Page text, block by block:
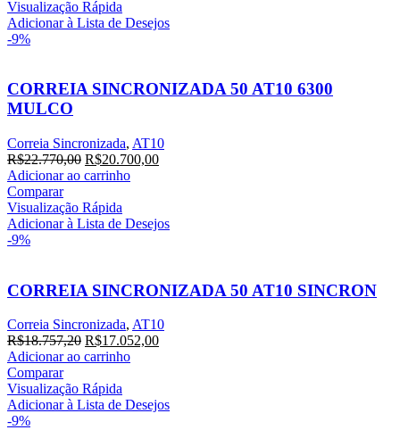
era:
R$16.280,00.R$14.800,00.
Visualização Rápida
Adicionar à Lista de Desejos
-9%
CORREIA SINCRONIZADA 50 AT10 6300
MULCO
Correia Sincronizada, AT10
R$22.770,00 O
preço
era:
R$22.770,00.
R$20.700,00O
R$20.700,00.
Adicionar ao carrinho
Comparar
Visualização Rápida
Adicionar à Lista de Desejos
-9%
CORREIA SINCRONIZADA 50 AT10 SINCRON
Correia Sincronizada, AT10
R$18.757,20 O
preço
era:
R$18.757,20.
R$17.052,00O
R$17.052,00.
Adicionar ao carrinho
Comparar
Visualização Rápida
Adicionar à Lista de Desejos
-9%